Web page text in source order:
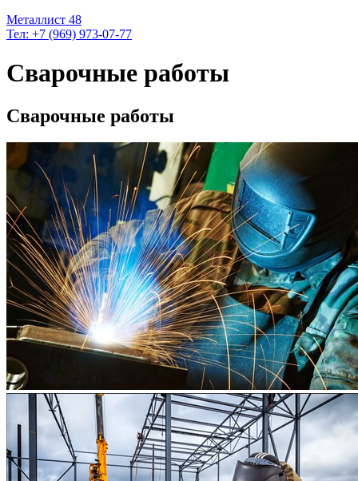
Металлист 48
Тел: +7 (969) 973-07-77
Сварочные работы
Сварочные работы